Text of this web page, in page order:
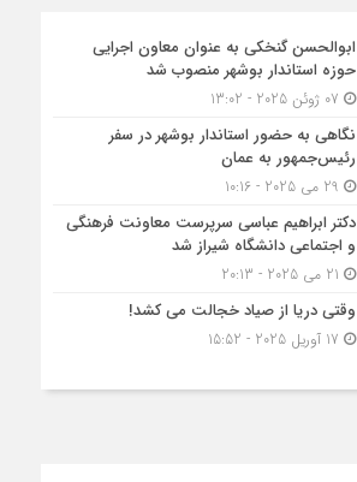
ابوالحسن گنخکی به عنوان معاون اجرایی
حوزه استاندار بوشهر منصوب شد
نگاهی به حضور استاندار بوشهر در سفر
رئیس‌جمهور به عمان
دکتر ابراهیم عباسی سرپرست معاونت فرهنگی
و اجتماعی دانشگاه شیراز شد
وقتی دریا از صیاد خجالت می کشد!